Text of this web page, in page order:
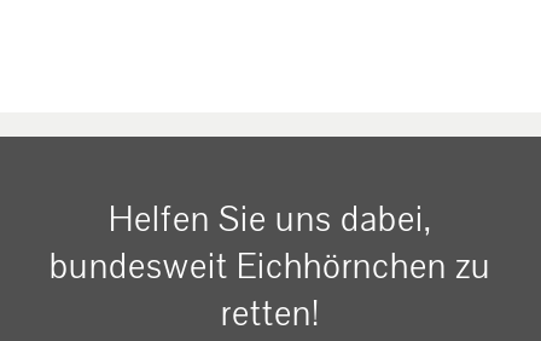
Helfen Sie uns dabei,
bundesweit Eichhörnchen zu
retten!